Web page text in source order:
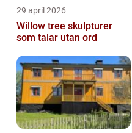
29 april 2026
Willow tree skulpturer
som talar utan ord